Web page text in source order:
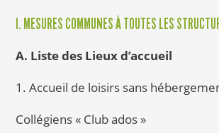
I. MESURES COMMUNES À TOUTES LES
A. Liste des Lieux d’accueil
1. Accueil de loisirs sans
Collégiens « Club ados »